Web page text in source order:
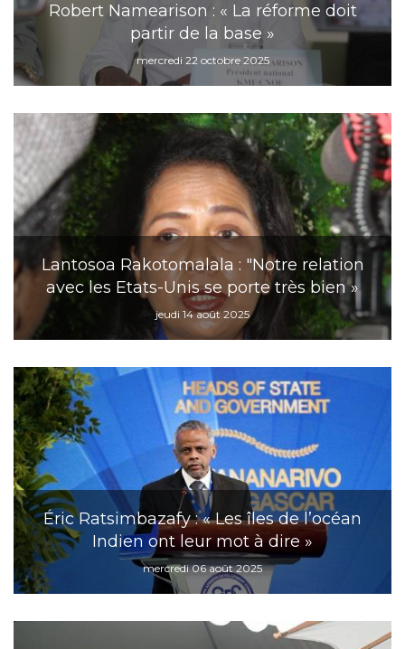
Robert Namearison : « La réforme doit
partir de la base »
mercredi 22 octobre 2025
Lantosoa Rakotomalala : "Notre relation
avec les Etats-Unis se porte très bien »
jeudi 14 août 2025
Éric Ratsimbazafy : « Les îles de l’océan
Indien ont leur mot à dire »
mercredi 06 août 2025